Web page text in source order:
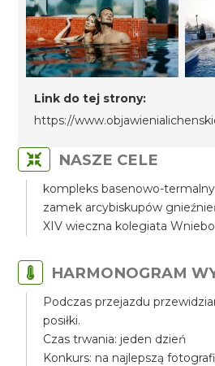
Link do tej strony:
https://
NASZE CELE
kompleks basenowo-
zamek arcybiskupów
XIV wieczna kolegiata
HARMONOGRAM
Podczas przejazdu
posiłki.
Czas trwania: jeden dzień
Konkurs: na najlepszą